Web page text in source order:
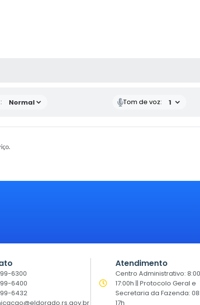
Tom de voz:
6300
6400
6432
Atendimento
Centro Administrativo:
17:00h || Protocolo Geral e
Secretaria da Fazenda:
17h